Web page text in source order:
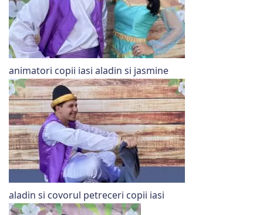
animatori copii iasi aladin si jasmine
aladin si covorul petreceri copii iasi